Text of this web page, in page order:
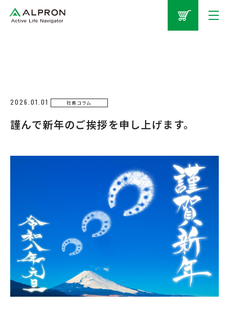
2026.01.01 社長コラム
謹んで新年のご挨拶を申し上げます。